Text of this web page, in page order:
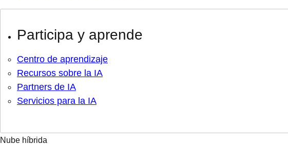
Participa y aprende
Centro de aprendizaje
Recursos sobre la IA
Partners de IA
Servicios para la IA
Nube híbrida